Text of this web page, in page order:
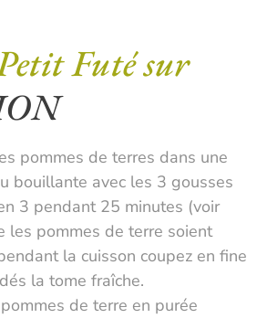
Futé sur
pommes de terres dans une
bouillante avec les 3 gousses
3 pendant 25 minutes (voir
les pommes de terre soient
la cuisson coupez en fine
la tome fraîche.
de terre en purée